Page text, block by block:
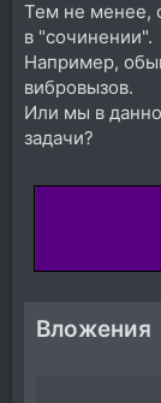
Тем не менее,
в "сочинении".
Например,
вибровызов.
Или мы в
задачи?
Вложения